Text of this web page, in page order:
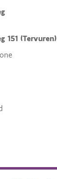
151 (Tervuren)